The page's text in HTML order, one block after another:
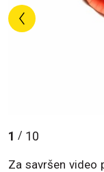
1 / 10
Za savršen video